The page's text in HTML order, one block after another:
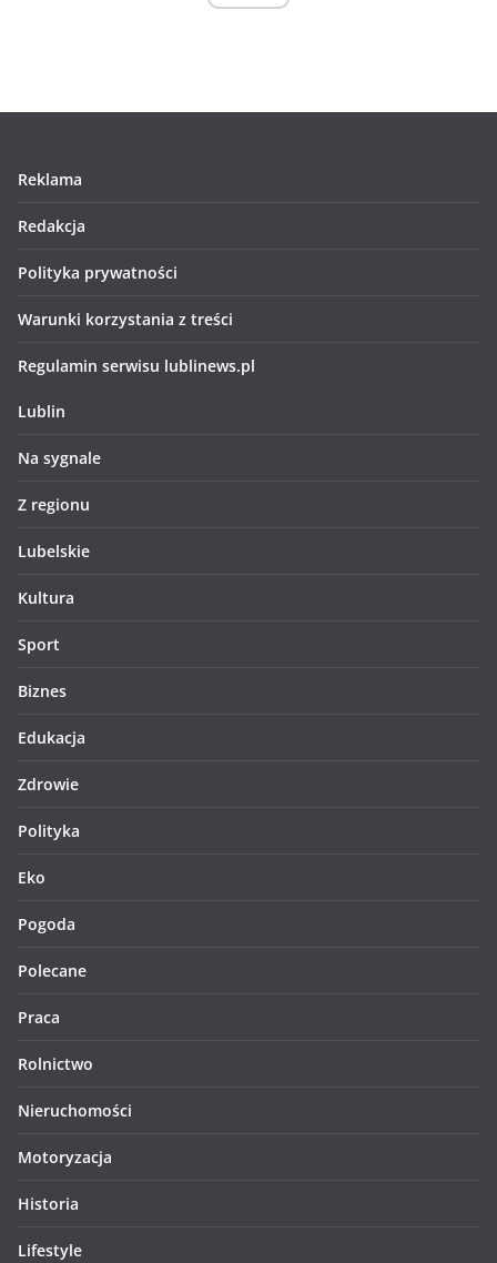
Reklama
Redakcja
Polityka prywatności
Warunki korzystania z treści
Regulamin serwisu lublinews.pl
Lublin
Na sygnale
Z regionu
Lubelskie
Kultura
Sport
Biznes
Edukacja
Zdrowie
Polityka
Eko
Pogoda
Polecane
Praca
Rolnictwo
Nieruchomości
Motoryzacja
Historia
Lifestyle